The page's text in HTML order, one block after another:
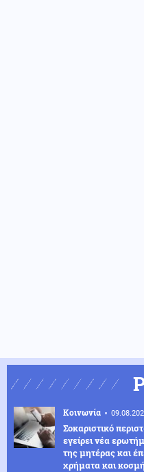
Κοινωνία
Σοκαριστικό
εγείρει νέα
της μητέρας και
χρήματα και